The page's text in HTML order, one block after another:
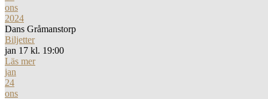
ons
2024
Dans Gråmanstorp
Biljetter
jan 17 kl. 19:00
Läs mer
jan
24
ons